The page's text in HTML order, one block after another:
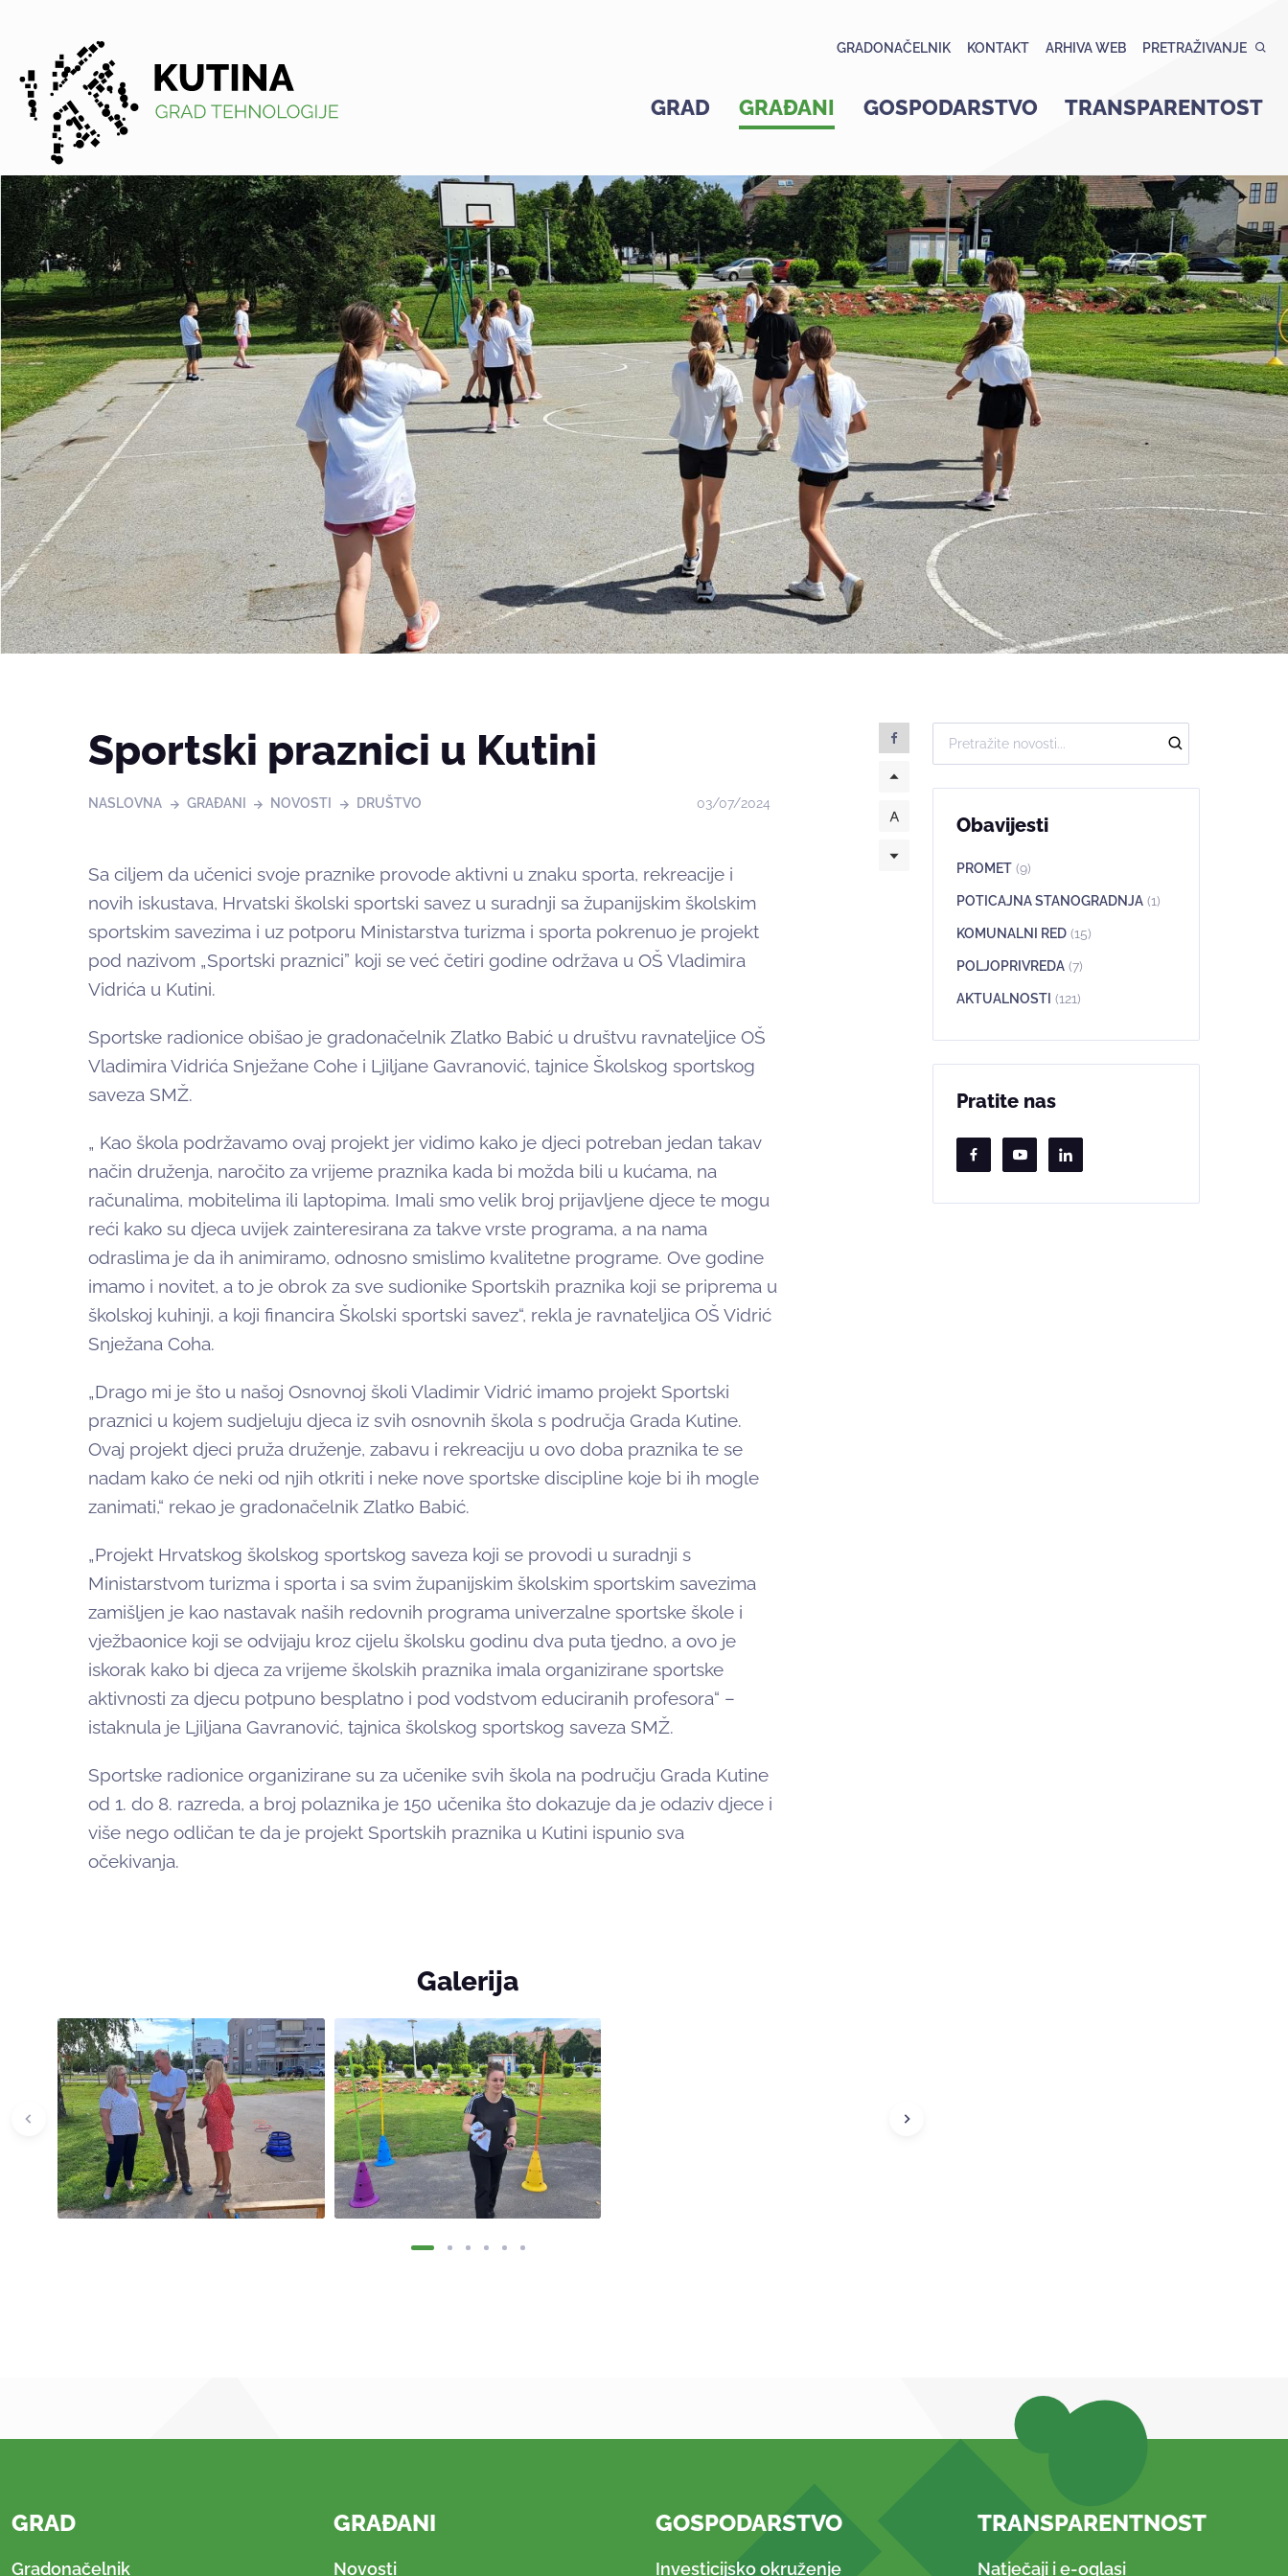
Kutina
GRADONAČELNIK KONTAKT ARHIVA WEB PRETRAŽIVANJE
GRAD GRAĐANI GOSPODARSTVO TRANSPARENTOST
Sportski praznici u Kutini
NASLOVNA GRAĐANI NOVOSTI DRUŠTVO 03/07/2024
Sa ciljem da učenici svoje praznike provode aktivni u znaku sporta, rekreacije i
novih iskustava, Hrvatski školski sportski savez u suradnji sa županijskim školskim
sportskim savezima i uz potporu Ministarstva turizma i sporta pokrenuo je projekt
pod nazivom „Sportski praznici” koji se već četiri godine održava u OŠ Vladimira
Vidrića u Kutini.
Sportske radionice obišao je gradonačelnik Zlatko Babić u društvu ravnateljice OŠ
Vladimira Vidrića Snježane Cohe i Ljiljane Gavranović, tajnice Školskog sportskog
saveza SMŽ.
„ Kao škola podržavamo ovaj projekt jer vidimo kako je djeci potreban jedan takav
način druženja, naročito za vrijeme praznika kada bi možda bili u kućama, na
računalima, mobitelima ili laptopima. Imali smo velik broj prijavljene djece te mogu
reći kako su djeca uvijek zainteresirana za takve vrste programa, a na nama
odraslima je da ih animiramo, odnosno smislimo kvalitetne programe. Ove godine
imamo i novitet, a to je obrok za sve sudionike Sportskih praznika koji se priprema u
školskoj kuhinji, a koji financira Školski sportski savez“, rekla je ravnateljica OŠ Vidrić
Snježana Coha.
„Drago mi je što u našoj Osnovnoj školi Vladimir Vidrić imamo projekt Sportski
praznici u kojem sudjeluju djeca iz svih osnovnih škola s područja Grada Kutine.
Ovaj projekt djeci pruža druženje, zabavu i rekreaciju u ovo doba praznika te se
nadam kako će neki od njih otkriti i neke nove sportske discipline koje bi ih mogle
zanimati,“ rekao je gradonačelnik Zlatko Babić.
„Projekt Hrvatskog školskog sportskog saveza koji se provodi u suradnji s
Ministarstvom turizma i sporta i sa svim županijskim školskim sportskim savezima
zamišljen je kao nastavak naših redovnih programa univerzalne sportske škole i
vježbaonice koji se odvijaju kroz cijelu školsku godinu dva puta tjedno, a ovo je
iskorak kako bi djeca za vrijeme školskih praznika imala organizirane sportske
aktivnosti za djecu potpuno besplatno i pod vodstvom educiranih profesora“ –
istaknula je Ljiljana Gavranović, tajnica školskog sportskog saveza SMŽ.
Sportske radionice organizirane su za učenike svih škola na području Grada Kutine
od 1. do 8. razreda, a broj polaznika je 150 učenika što dokazuje da je odaziv djece i
više nego odličan te da je projekt Sportskih praznika u Kutini ispunio sva
očekivanja.
Galerija
Obavijesti
PROMET (9)
POTICAJNA STANOGRADNJA (1)
KOMUNALNI RED (15)
POLJOPRIVREDA (7)
AKTUALNOSTI (121)
Pratite nas
GRAD
Gradonačelnik
GRAĐANI
Novosti
GOSPODARSTVO
Investicijsko okruženje
TRANSPARENTNOST
Natječaji i e-oglasi